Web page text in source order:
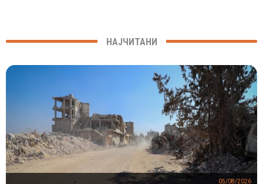
НАЈЧИТАНИ
05/08/2026